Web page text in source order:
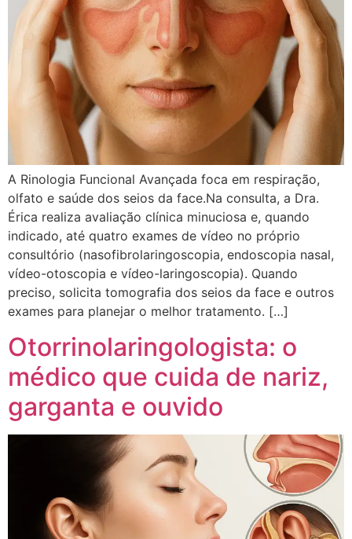
A Rinologia Funcional Avançada foca em respiração,
olfato e saúde dos seios da face.Na consulta, a Dra.
Érica realiza avaliação clínica minuciosa e, quando
indicado, até quatro exames de vídeo no próprio
consultório (nasofibrolaringoscopia, endoscopia nasal,
vídeo-otoscopia e vídeo-laringoscopia). Quando
preciso, solicita tomografia dos seios da face e outros
exames para planejar o melhor tratamento. […]
Otorrinolaringologista: o
médico que cuida de nariz,
garganta e ouvido